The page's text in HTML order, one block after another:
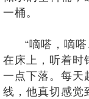
一桶。
“嘀嗒，嘀嗒
在床上，听着时
一点下落。每天
线，他真切感觉